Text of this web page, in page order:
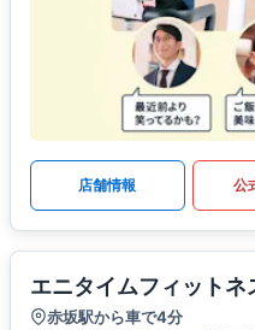
店舗情報 公
エニタイムフィットネ
赤坂駅から車で4分